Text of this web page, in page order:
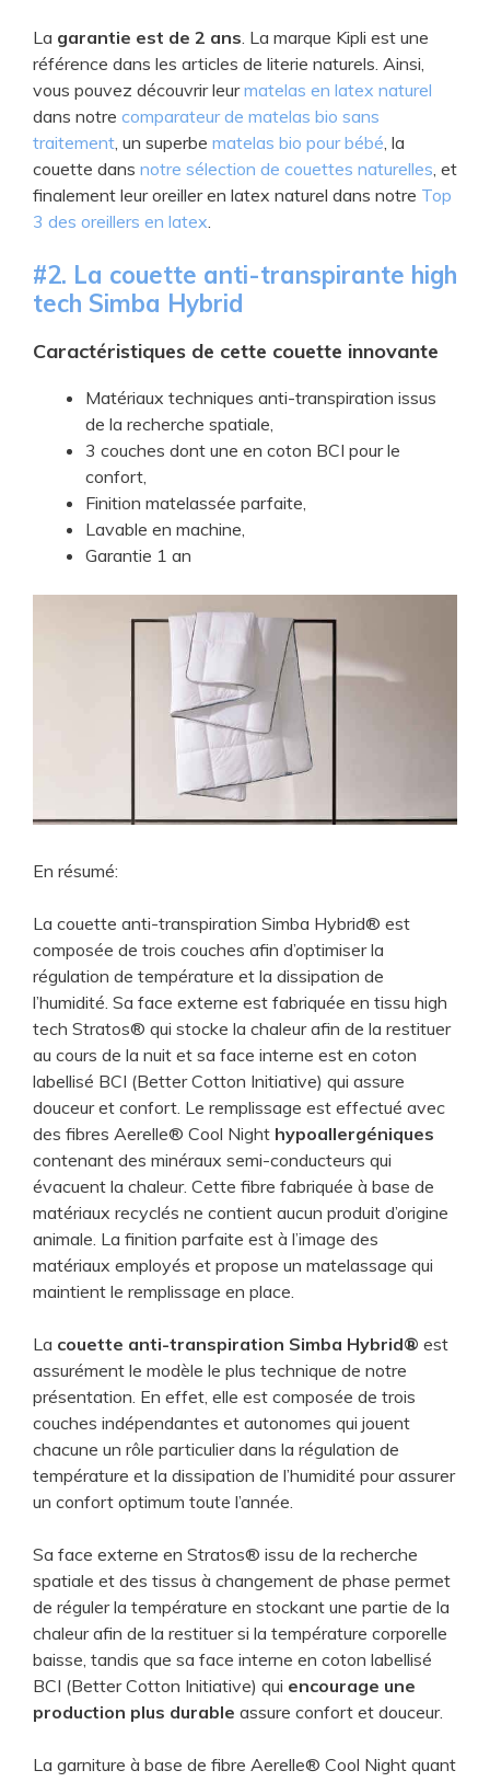
La garantie est de 2 ans. La marque Kipli est une
référence dans les articles de literie naturels. Ainsi,
vous pouvez découvrir leurmatelas en latex naturel
dans notre comparateur de matelas bio sans
traitement, un superbe matelas bio pour bébé, la
couette dans notre sélection de couettes naturelles, et
finalement leur oreiller en latex naturel dans notre Top
3 des oreillers en latex.
​#2. L​a couette anti-transpirante high
tech Simba Hybrid
Caractéristiques de ce​tte couette innovante
​Matériaux techniques anti-transpiration issus
de la recherche spatiale,
​3 couches dont une en coton BCI pour le
confort,
​Finition matelassée parfaite,
​Lavable en machine,
​Garantie 1 an
En résumé:
La couette anti-transpiration Simba Hybrid® est
composée de trois couches afin d’optimiser la
régulation de température et la dissipation de
l’humidité. Sa face externe est fabriquée en tissu high
tech Stratos® qui stocke la chaleur afin de la restituer
au cours de la nuit et sa face interne est en coton
labellisé BCI (Better Cotton Initiative) qui assure
douceur et confort. Le remplissage est effectué avec
des fibres Aerelle® Cool Night hypoallergéniques
contenant des minéraux semi-conducteurs qui
évacuent la chaleur. Cette fibre fabriquée à base de
matériaux recyclés ne contient aucun produit d’origine
animale. La finition parfaite est à l’image des
matériaux employés et propose un matelassage qui
maintient le remplissage en place.
La couette anti-transpiration Simba Hybrid® est
assurément le modèle le plus technique de notre
présentation. En effet, elle est composée de trois
couches indépendantes et autonomes qui jouent
chacune un rôle particulier dans la régulation de
température et la dissipation de l’humidité pour assurer
un confort optimum toute l’année.
Sa face externe en Stratos® issu de la recherche
spatiale et des tissus à changement de phase permet
de réguler la température en stockant une partie de la
chaleur afin de la restituer si la température corporelle
baisse, tandis que sa face interne en coton labellisé
BCI (Better Cotton Initiative) qui encourage une
production plus durable assure confort et douceur.
La garniture à base de fibre Aerelle® Cool Night quant